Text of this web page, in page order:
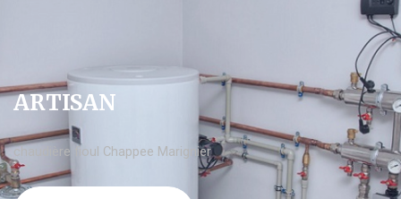
ARTISAN
chaudière fioul Chappee Marignier